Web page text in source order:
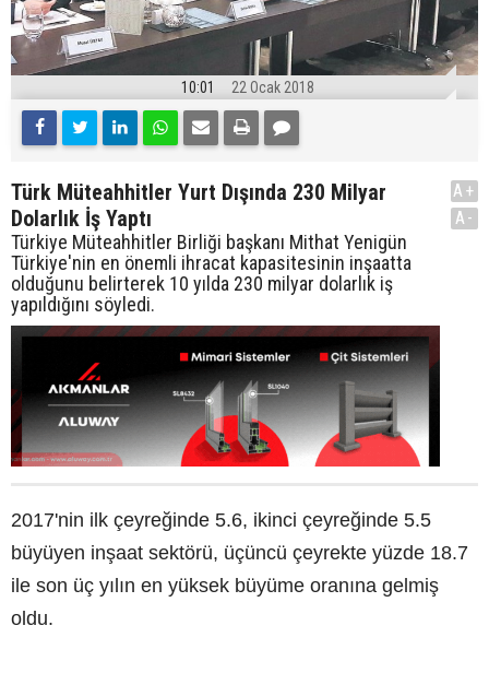
10:01 22 Ocak 2018
Türk Müteahhitler Yurt Dışında 230 Milyar
Dolarlık İş Yaptı
Türkiye Müteahhitler Birliği başkanı Mithat Yenigün
Türkiye'nin en önemli ihracat kapasitesinin inşaatta
olduğunu belirterek 10 yılda 230 milyar dolarlık iş
yapıldığını söyledi.
A+
A-
2017'nin ilk çeyreğinde 5.6, ikinci çeyreğinde 5.5
büyüyen inşaat sektörü, üçüncü çeyrekte yüzde 18.7
ile son üç yılın en yüksek büyüme oranına gelmiş
oldu.